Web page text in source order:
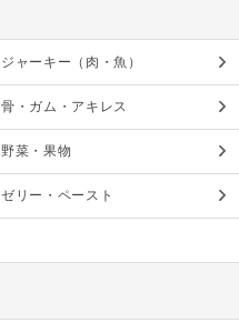
ジャーキー（肉・魚）
骨・ガム・アキレス
野菜・果物
ゼリー・ペースト